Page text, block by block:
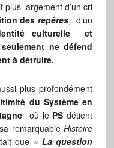
largement d’un cri
des repères, d’un
culturelle et
ne défend
à détruire.
plus profondément
du Système en
où le PS détient
remarquableHistoire
que « La question